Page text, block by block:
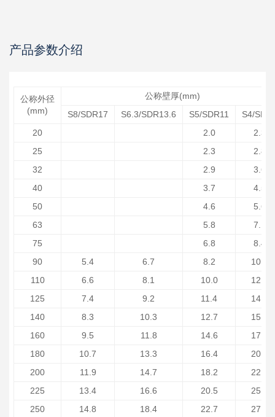
产品参数介绍
公称外径
(mm)
公称壁厚(mm)
S8/SDR17
S6.3/SDR13.6 S5/SDR11
S4/
20
2.0
2.3
25
2.3
2.8
32
2.9
3.6
40
3.7
4.5
50
4.6
5.6
63
5.8
7.1
75
6.8
8.4
90
5.4 6.7 8.2
10.1
110
6.6 8.1 10.0
12.3
125
7.4 9.2 11.4
14.0
140
8.3 10.3 12.7
15.7
160
9.5 11.8 14.6
17.9
180
10.7 13.3 16.4
20.1
200
11.9 14.7 18.2
22.4
225
13.4 16.6 20.5
25.2
250
14.8 18.4 22.7
27.9